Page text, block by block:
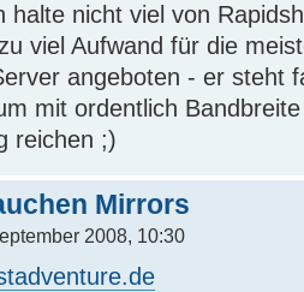
halte nicht viel von
viel Aufwand für die
angeboten - er steht
mit ordentlich
reichen ;)
Mirrors
2008, 10:30